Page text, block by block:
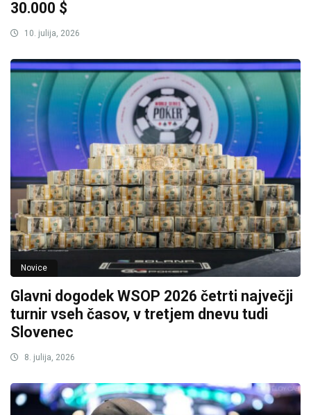
30.000 $
10. julija, 2026
Novice
Glavni dogodek WSOP 2026 četrti največji
turnir vseh časov, v tretjem dnevu tudi
Slovenec
8. julija, 2026